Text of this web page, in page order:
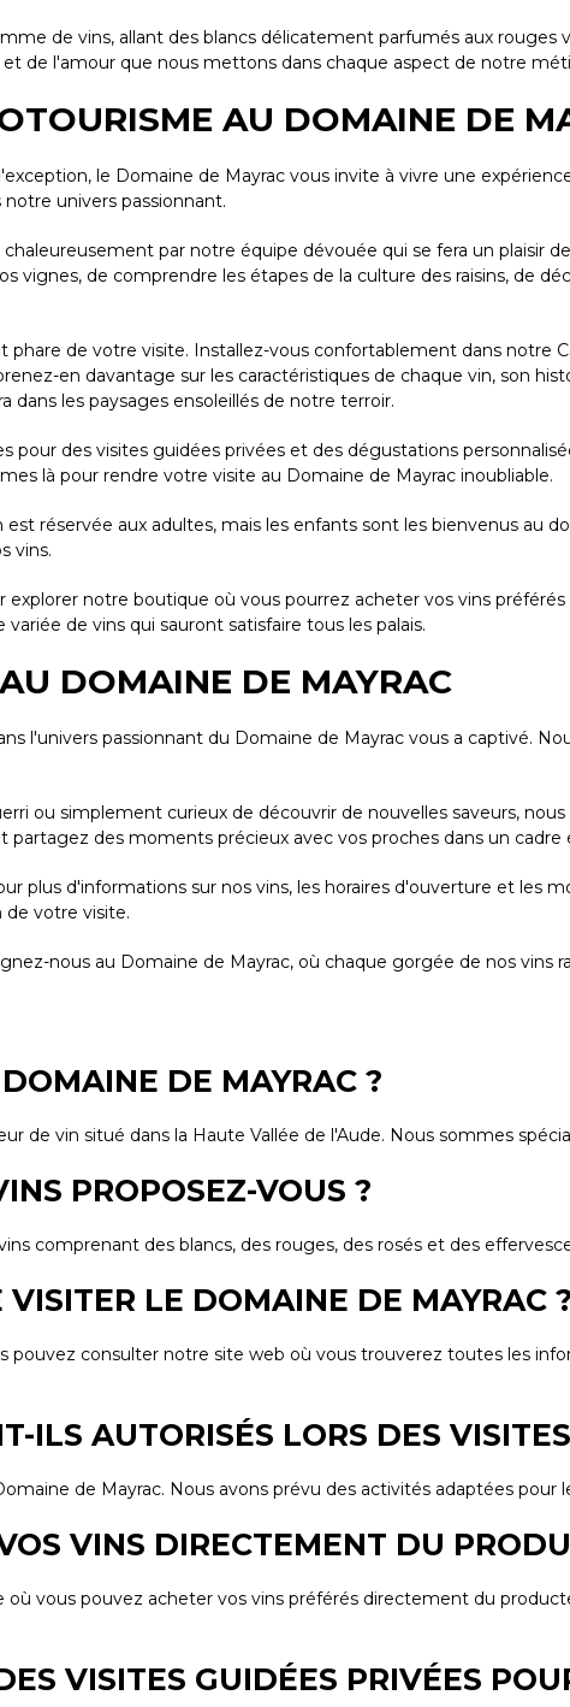
de vins, allant des blancs délicatement parfumés aux rouges
de l'amour que nous mettons dans chaque aspect de notre
AU DOMAINE DE
le Domaine de Mayrac vous invite à vivre une
univers passionnant.
par notre équipe dévouée qui se fera un plaisir
vignes, de comprendre les étapes de la culture des raisins, de
de votre visite. Installez-vous confortablement dans notre
en davantage sur les caractéristiques de chaque vin, son
dans les paysages ensoleillés de notre terroir.
pour des visites guidées privées et des dégustations
là pour rendre votre visite au Domaine de Mayrac inoubliable.
réservée aux adultes, mais les enfants sont les bienvenus au
vins.
notre boutique où vous pourrez acheter vos vins
de vins qui sauront satisfaire tous les palais.
DOMAINE DE MAYRAC
l'univers passionnant du Domaine de Mayrac vous a captivé.
ou simplement curieux de découvrir de nouvelles saveurs,
partagez des moments précieux avec vos proches dans un cadre
plus d'informations sur nos vins, les horaires d'ouverture et les
de votre visite.
nous au Domaine de Mayrac, où chaque gorgée de nos vins
DE MAYRAC ?
de vin situé dans la Haute Vallée de l'Aude. Nous sommes
PROPOSEZ-VOUS ?
comprenant des blancs, des rouges, des rosés et des
LE DOMAINE DE MAYRAC ?
pouvez consulter notre site web où vous trouverez toutes les
ILS AUTORISÉS LORS DES
de Mayrac. Nous avons prévu des activités adaptées
VINS DIRECTEMENT DU
vous pouvez acheter vos vins préférés directement du
VISITES GUIDÉES PRIVÉES